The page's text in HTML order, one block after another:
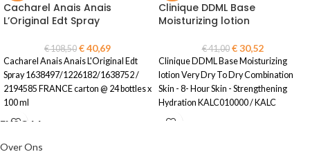
Cacharel Anais Anais
L’Original Edt Spray
€108,50 €40,69
Cacharel Anais Anais L'Original Edt
Spray 1638497/1226182/1638752 /
2194585 FRANCE carton @ 24 bottles x
100 ml
Clinique DDML Base
Moisturizing lotion
€41,00 €30,52
Clinique DDML Base Moisturizing
lotion Very Dry To Dry Combination
Skin - 8- Hour Skin - Strengthening
Hydration KALC010000 / KALC
UNITED KINGDOM carton @ 1 piece x
ENJOYY
Over Ons